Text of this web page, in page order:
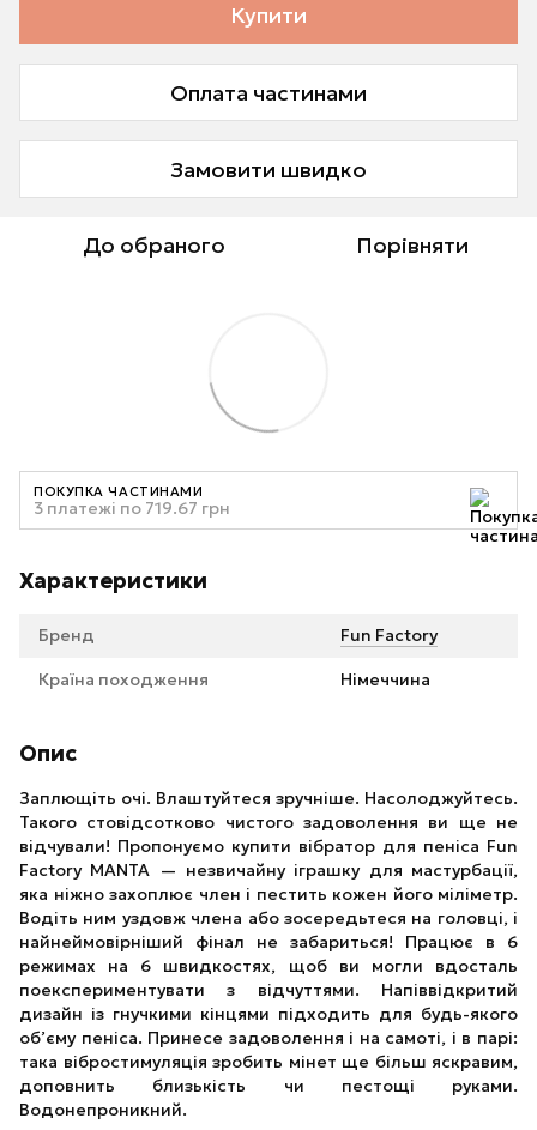
Купити
Оплата частинами
Замовити швидко
До обраного Порівняти
ПОКУПКА ЧАСТИНАМИ
3 платежі по 719.67 грн
Характеристики
Бренд Fun Factory
Країна походження Німеччина
Опис
Заплющіть очі. Влаштуйтеся зручніше. Насолоджуйтесь.
Такого стовідсотково чистого задоволення ви ще не
відчували! Пропонуємо купити вібратор для пеніса Fun
Factory MANTA — незвичайну іграшку для мастурбації,
яка ніжно захоплює член і пестить кожен його міліметр.
Водіть ним уздовж члена або зосередьтеся на головці, і
найнеймовірніший фінал не забариться! Працює в 6
режимах на 6 швидкостях, щоб ви могли вдосталь
поекспериментувати з відчуттями. Напіввідкритий
дизайн із гнучкими кінцями підходить для будь-якого
об’єму пеніса. Принесе задоволення і на самоті, і в парі:
така вібростимуляція зробить мінет ще більш яскравим,
доповнить близькість чи пестощі руками.
Водонепроникний.